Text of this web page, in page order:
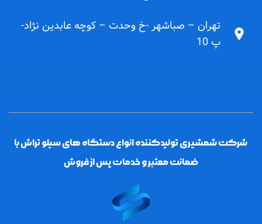
تهران – صباشهر -خ وحدت – کوچه عابدین نژاد-
پ 10
شرکت شمشیری تولیدکننده انواع دستگاه های سیلو تراش با
ضمانت معتبر و خدمات پس از فروش